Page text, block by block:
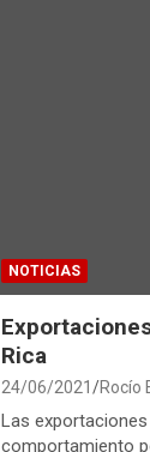
NOTICIAS
Rica
24/06/2021 Rocío
Las
comportamiento